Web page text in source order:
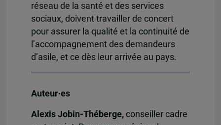
réseau de la santé et des services
sociaux, doivent travailler de concert
pour assurer la qualité et la continuité de
l’accompagnement des demandeurs
d’asile, et ce dès leur arrivée au pays.
Auteur·es
Alexis Jobin-Théberge, conseiller cadre